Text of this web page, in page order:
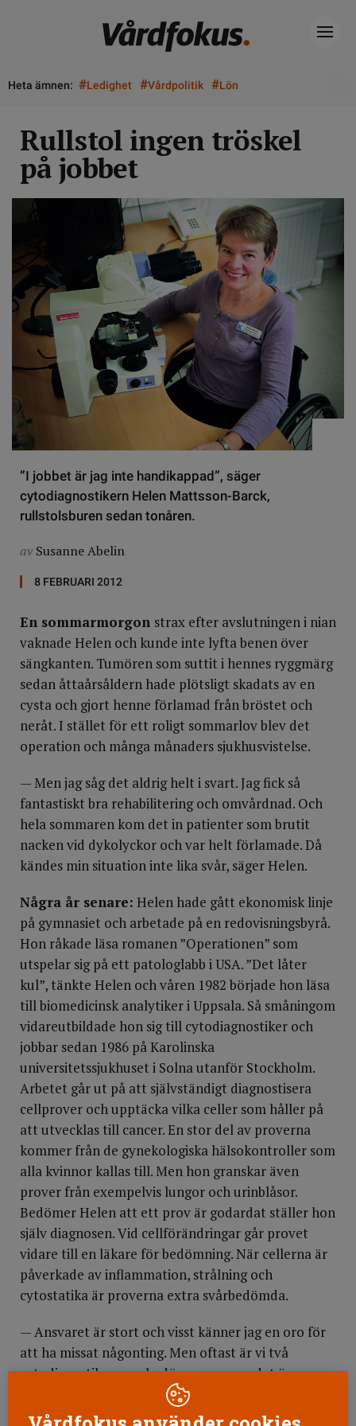
Heta ämnen: #Ledighet #Vårdpolitik #Lön
Rullstol ingen tröskel
på jobbet
”I jobbet är jag inte handikappad”, säger
cytodiagnostikern Helen Mattsson-Barck,
rullstolsburen sedan tonåren.
av Susanne Abelin
8 FEBRUARI 2012
En sommarmorgon strax efter avslutningen i nian
vaknade Helen och kunde inte lyfta benen över
sängkanten. Tumören som suttit i hennes ryggmärg
sedan åttaårsåldern hade plötsligt skadats av en
cysta och gjort henne förlamad från bröstet och
neråt. I stället för ett roligt sommarlov blev det
operation och många månaders sjukhusvistelse.
— Men jag såg det aldrig helt i svart. Jag fick så
fantastiskt bra rehabilitering och omvårdnad. Och
hela sommaren kom det in patienter som brutit
nacken vid dykolyckor och var helt förlamade. Då
kändes min situation inte lika svår, säger Helen.
Några år senare: Helen hade gått ekonomisk linje
på gymnasiet och arbetade på en redovisningsbyrå.
Hon råkade läsa romanen ”Operationen” som
utspelar sig på ett patologlabb i USA. ”Det låter
kul”, tänkte Helen och våren 1982 började hon läsa
till biomedicinsk analytiker i Uppsala. Så småningom
vidareutbildade hon sig till cytodiagnostiker och
jobbar sedan 1986 på Karolinska
universitetssjukhuset i Solna utanför Stockholm.
Arbetet går ut på att självständigt diagnostisera
cellprover och upptäcka vilka celler som håller på
att utvecklas till cancer. En stor del av proverna
kommer från de gynekologiska hälsokontroller som
alla kvinnor kallas till. Men hon granskar även
prover från exempelvis lungor och urinblåsor.
Bedömer Helen att ett prov är godardat ställer hon
själv diagnosen. Vid cellförändringar går provet
vidare till en läkare för bedömning. När cellerna är
påverkade av inflammation, strålning och
cytostatika är proverna extra svårbedömda.
— Ansvaret är stort och visst känner jag en oro för
att ha missat någonting. Men oftast är vi två
cytodiagostiker som bedömer proven, det är en